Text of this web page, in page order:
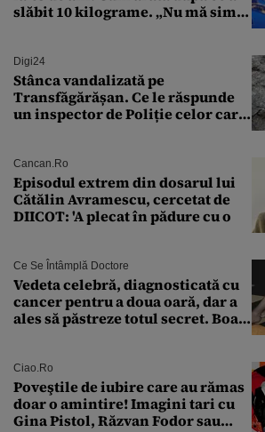
slăbit 10 kilograme. „Nu mă simt
Digi24
Stânca vandalizată pe
Transfăgărășan. Ce le răspunde
un inspector de Poliție celor care
Cancan.ro
Episodul extrem din dosarul lui
Cătălin Avramescu, cercetat de
DIICOT: 'A plecat în pădure cu o
Ce Se Întâmplă Doctore
Vedeta celebră, diagnosticată cu
cancer pentru a doua oară, dar a
ales să păstreze totul secret. Boala
Ciao.ro
Poveştile de iubire care au rămas
doar o amintire! Imagini tari cu
Gina Pistol, Răzvan Fodor sau